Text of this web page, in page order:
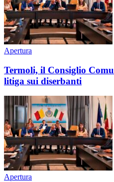
Apertura
Termoli, il Consiglio
litiga sui diserbanti
Apertura